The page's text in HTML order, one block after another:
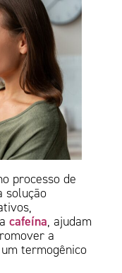
processo de
solução
acafeína, ajudam
a
termogênico